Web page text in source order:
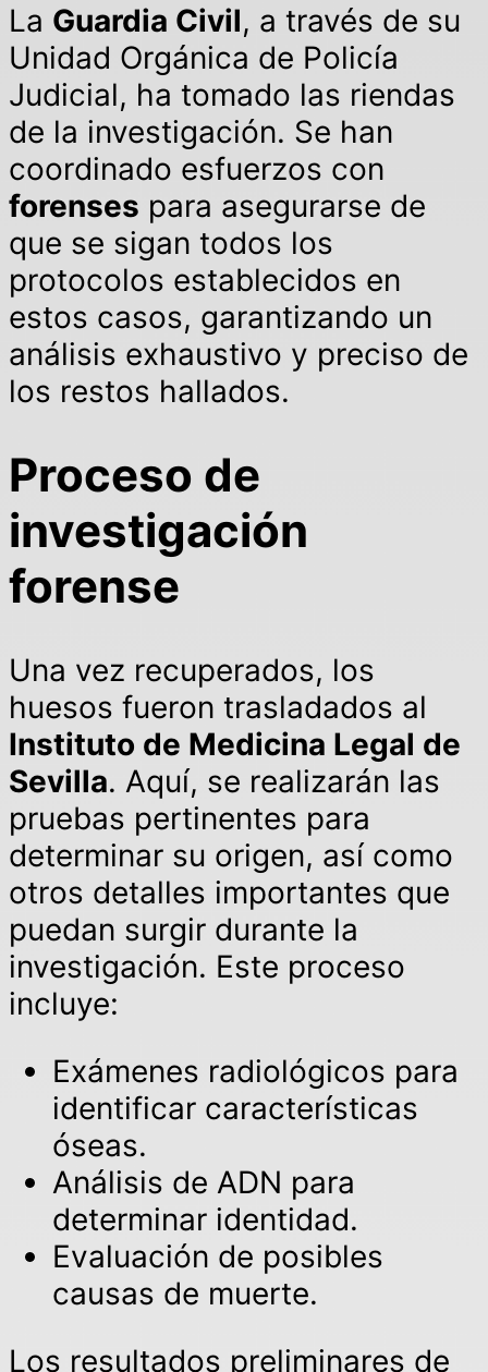
La Guardia Civil, a través de su
Unidad Orgánica de Policía
Judicial, ha tomado las riendas
de la investigación. Se han
coordinado esfuerzos con
forenses para asegurarse de
que se sigan todos los
protocolos establecidos en
estos casos, garantizando un
análisis exhaustivo y preciso de
los restos hallados.
Proceso de
investigación
forense
Una vez recuperados, los
huesos fueron trasladados al
Instituto de Medicina Legal de
Sevilla. Aquí, se realizarán las
pruebas pertinentes para
determinar su origen, así como
otros detalles importantes que
puedan surgir durante la
investigación. Este proceso
incluye:
Exámenes radiológicos para
identificar características
óseas.
Análisis de ADN para
determinar identidad.
Evaluación de posibles
causas de muerte.
Los resultados preliminares de